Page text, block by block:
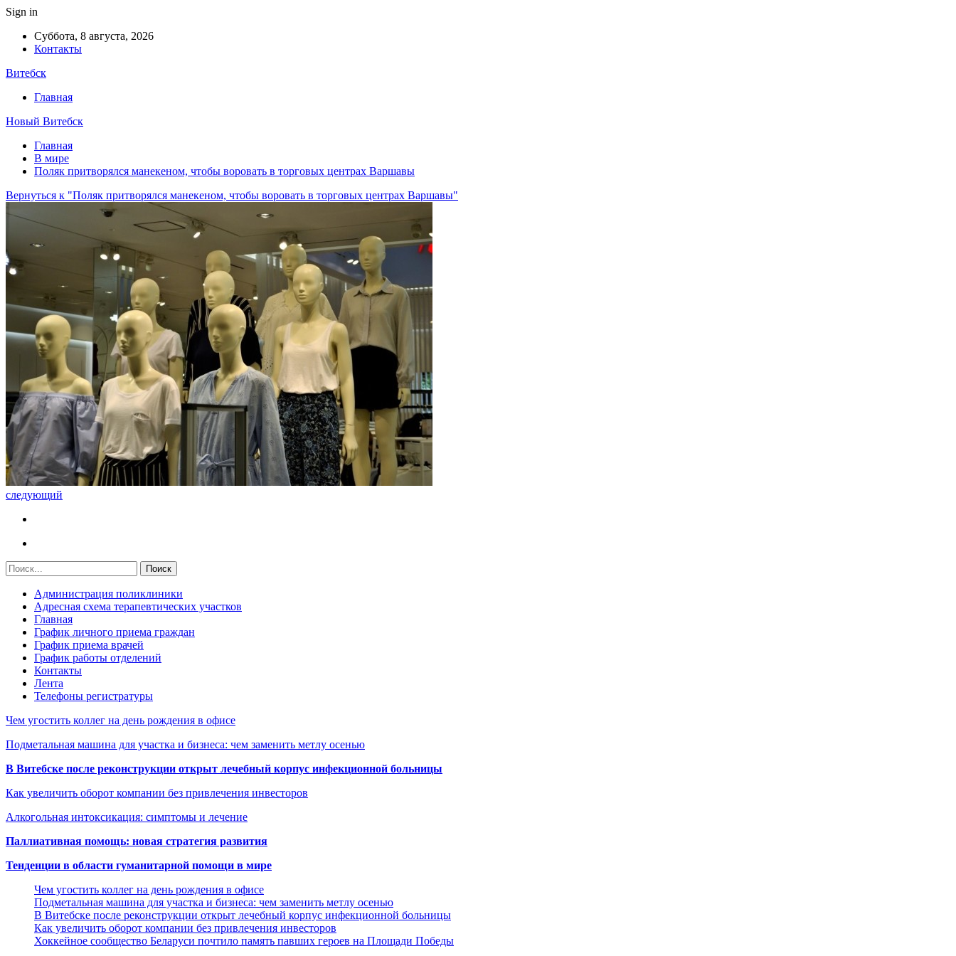
Sign in
Суббота, 8 августа, 2026
Контакты
Витебск
Главная
Новый Витебск
Главная
В мире
Поляк притворялся манекеном, чтобы воровать в торговых центрах Варшавы
Вернуться к "Поляк притворялся манекеном, чтобы воровать в торговых центрах Варшавы"
следующий
Администрация поликлиники
Адресная схема терапевтических участков
Главная
График личного приема граждан
График приема врачей
График работы отделений
Контакты
Лента
Телефоны регистратуры
Чем угостить коллег на день рождения в офисе
Подметальная машина для участка и бизнеса: чем заменить метлу осенью
В Витебске после реконструкции открыт лечебный корпус инфекционной больницы
Как увеличить оборот компании без привлечения инвесторов
Алкогольная интоксикация: симптомы и лечение
Паллиативная помощь: новая стратегия развития
Тенденции в области гуманитарной помощи в мире
Чем угостить коллег на день рождения в офисе
Подметальная машина для участка и бизнеса: чем заменить метлу осенью
В Витебске после реконструкции открыт лечебный корпус инфекционной больницы
Как увеличить оборот компании без привлечения инвесторов
Хоккейное сообщество Беларуси почтило память павших героев на Площади Победы